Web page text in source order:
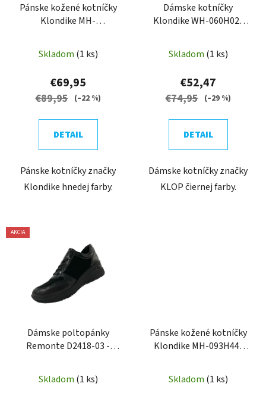
Pánske kožené kotníčky
Klondike MH-
Skladom (1 ks)
€69,95
€89,95 (–22 %)
DETAIL
Pánske kotníčky značky
Klondike hnedej farby.
Dámske kotníčky
Klondike WH-060H02-
Skladom (1 ks)
€52,47
€74,95 (–29 %)
DETAIL
Dámske kotníčky značky
KLOP čiernej farby.
AKCIA
Dámske poltopánky
Remonte D2418-03 -
Skladom (1 ks)
Pánske kožené kotníčky
Klondike MH-093H44-
Skladom (1 ks)